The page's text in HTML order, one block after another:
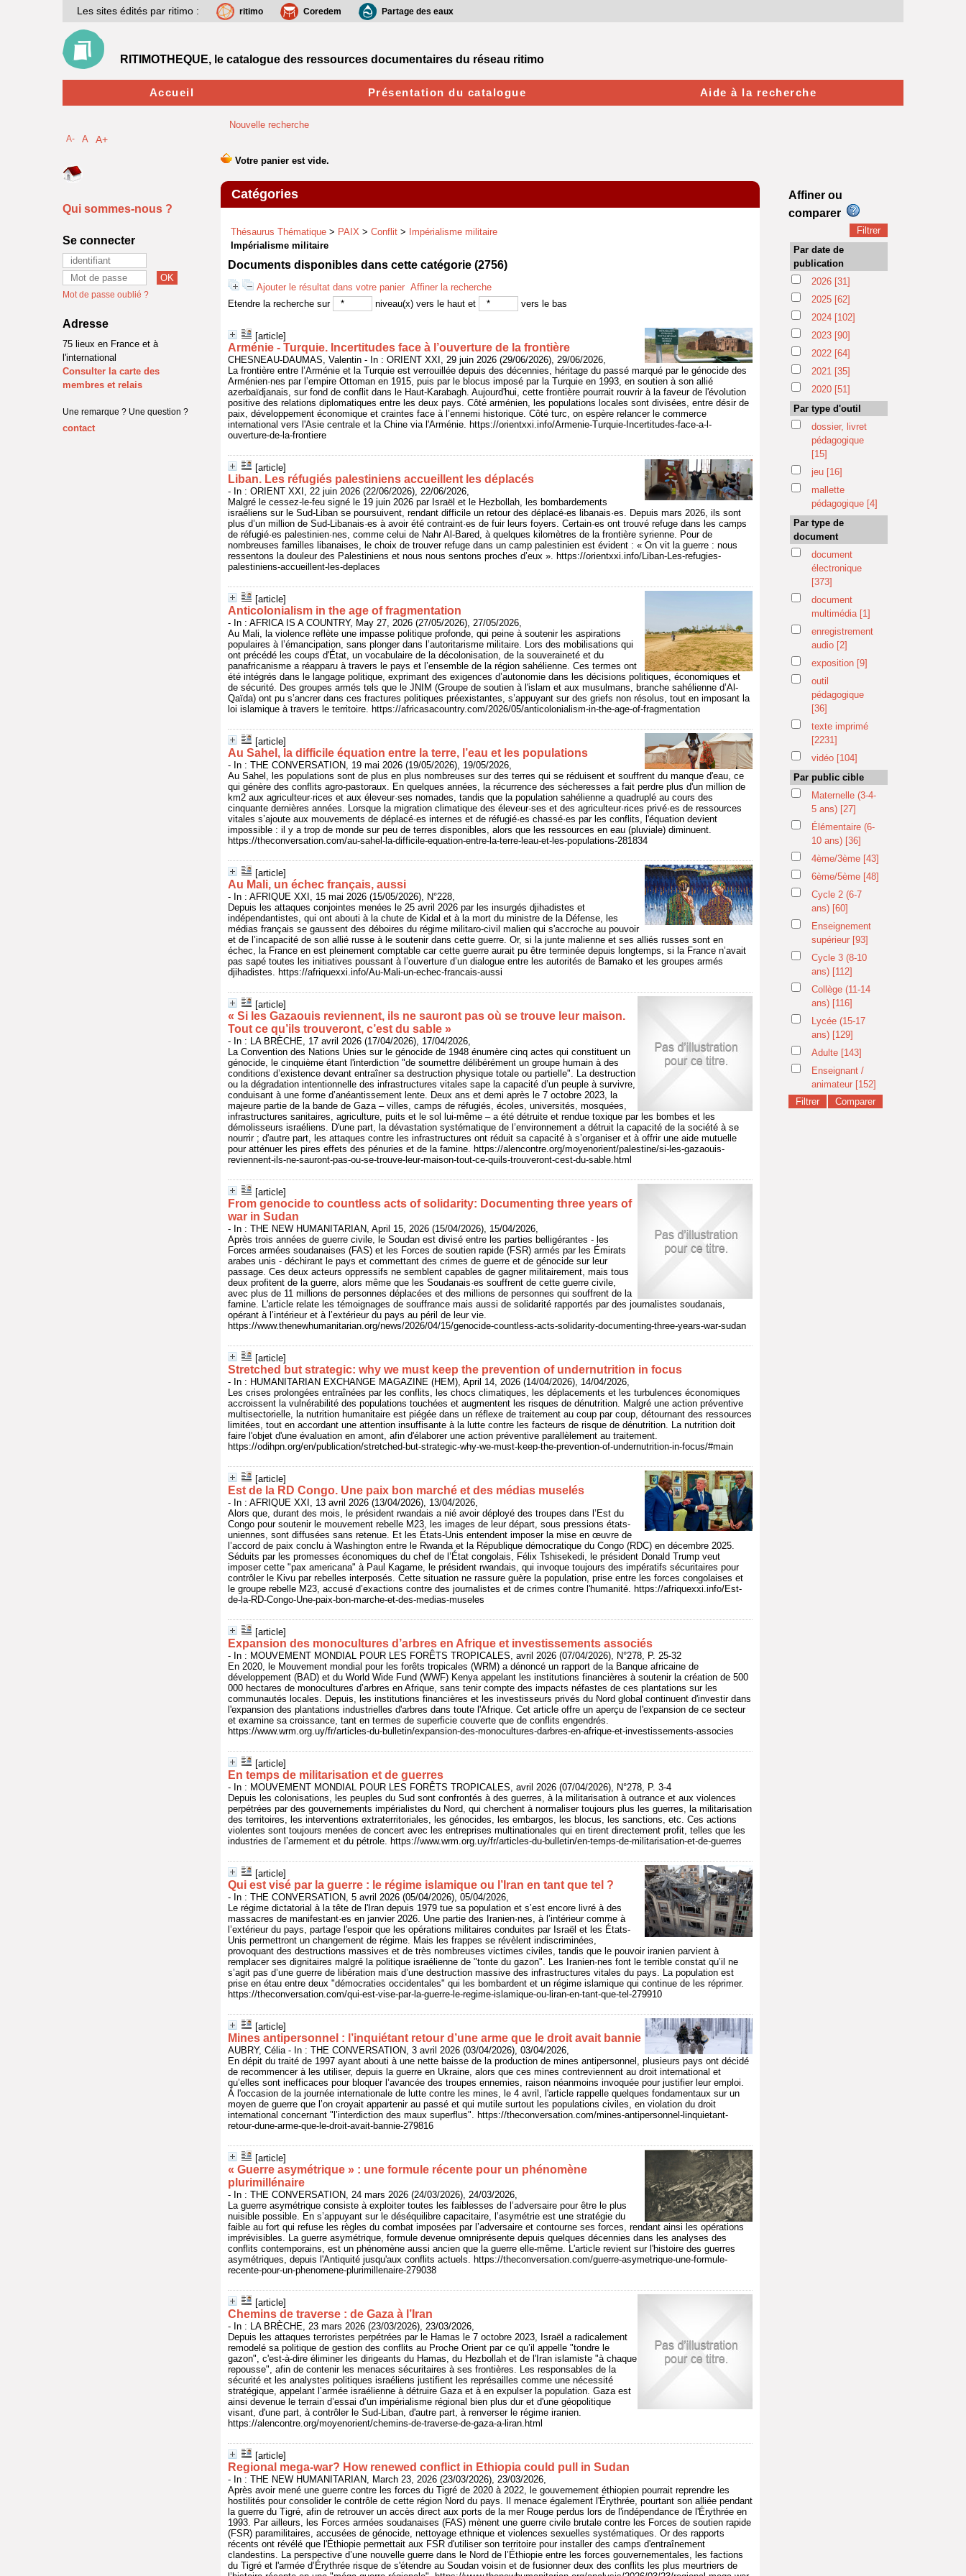
Nouvelle recherche
Catégories
Thésaurus Thématique > PAIX > Conflit >
Impérialisme militaire
Impérialisme militaire
Documents disponibles dans cette catégorie (2756)
Ajouter le résultat dans votre panier Affiner la recherche
Etendre la recherche sur
niveau(x) vers le haut et vers le bas
[article]
Arménie - Turquie. Incertitudes face à l’ouverture de la frontière
CHESNEAU-DAUMAS, Valentin - In : ORIENT XXI, 29 juin 2026 (29/06/2026), 29/06/2026,
La frontière entre l’Arménie et la Turquie est verrouillée depuis des décennies, héritage du passé marqué par le génocide des
Arménien·nes par l’empire Ottoman en 1915, puis par le blocus imposé par la Turquie en 1993, en soutien à son allié
azerbaïdjanais, sur fond de conflit dans le Haut-Karabagh. Aujourd'hui, cette frontière pourrait rouvrir à la faveur de l'évolution
positive des relations diplomatiques entre les deux pays. Côté arménien, les populations locales sont divisées, entre désir de
paix, développement économique et craintes face à l’ennemi historique. Côté turc, on espère relancer le commerce
international vers l'Asie centrale et la Chine via l'Arménie. https://orientxxi.info/Armenie-Turquie-Incertitudes-face-a-l-
ouverture-de-la-frontiere
[article]
Liban. Les réfugiés palestiniens accueillent les déplacés
- In : ORIENT XXI, 22 juin 2026 (22/06/2026), 22/06/2026,
Malgré le cessez-le-feu signé le 19 juin 2026 par Israël et le Hezbollah, les bombardements
israéliens sur le Sud-Liban se poursuivent, rendant difficile un retour des déplacé·es libanais·es. Depuis mars 2026, ils sont
plus d’un million de Sud-Libanais·es à avoir été contraint·es de fuir leurs foyers. Certain·es ont trouvé refuge dans les camps
de réfugié·es palestinien·nes, comme celui de Nahr Al-Bared, à quelques kilomètres de la frontière syrienne. Pour de
nombreuses familles libanaises, le choix de trouver refuge dans un camp palestinien est évident : « On vit la guerre : nous
ressentons la douleur des Palestiniens et nous nous sentons proches d’eux ». https://orientxxi.info/Liban-Les-refugies-
palestiniens-accueillent-les-deplaces
[article]
Anticolonialism in the age of fragmentation
- In : AFRICA IS A COUNTRY, May 27, 2026 (27/05/2026), 27/05/2026,
Au Mali, la violence reflète une impasse politique profonde, qui peine à soutenir les aspirations
populaires à l’émancipation, sans plonger dans l’autoritarisme militaire. Lors des mobilisations qui
ont précédé les coups d'État, un vocabulaire de la décolonisation, de la souveraineté et du
panafricanisme a réapparu à travers le pays et l’ensemble de la région sahélienne. Ces termes ont
été intégrés dans le langage politique, exprimant des exigences d’autonomie dans les décisions politiques, économiques et
de sécurité. Des groupes armés tels que le JNIM (Groupe de soutien à l'islam et aux musulmans, branche sahélienne d’Al-
Qaïda) ont pu s’ancrer dans ces fractures politiques préexistantes, s’appuyant sur des griefs non résolus, tout en imposant la
loi islamique à travers le territoire. https://africasacountry.com/2026/05/anticolonialism-in-the-age-of-fragmentation
[article]
Au Sahel, la difficile équation entre la terre, l’eau et les populations
- In : THE CONVERSATION, 19 mai 2026 (19/05/2026), 19/05/2026,
Au Sahel, les populations sont de plus en plus nombreuses sur des terres qui se réduisent et souffrent du manque d'eau, ce
qui génère des conflits agro-pastoraux. En quelques années, la récurrence des sécheresses a fait perdre plus d'un million de
km2 aux agriculteur·rices et aux éleveur·ses nomades, tandis que la population sahélienne a quadruplé au cours des
cinquante dernières années. Lorsque la migration climatique des éleveur·ses et des agriculteur·rices privé·es de ressources
vitales s’ajoute aux mouvements de déplacé·es internes et de réfugié·es chassé·es par les conflits, l'équation devient
impossible : il y a trop de monde sur peu de terres disponibles, alors que les ressources en eau (pluviale) diminuent.
https://theconversation.com/au-sahel-la-difficile-equation-entre-la-terre-leau-et-les-populations-281834
[article]
Au Mali, un échec français, aussi
- In : AFRIQUE XXI, 15 mai 2026 (15/05/2026), N°228,
Depuis les attaques conjointes menées le 25 avril 2026 par les insurgés djihadistes et
indépendantistes, qui ont abouti à la chute de Kidal et à la mort du ministre de la Défense, les
médias français se gaussent des déboires du régime militaro-civil malien qui s'accroche au pouvoir
et de l’incapacité de son allié russe à le soutenir dans cette guerre. Or, si la junte malienne et ses alliés russes sont en
échec, la France en est pleinement comptable car cette guerre aurait pu être terminée depuis longtemps, si la France n’avait
pas sapé toutes les initiatives poussant à l’ouverture d’un dialogue entre les autorités de Bamako et les groupes armés
djihadistes. https://afriquexxi.info/Au-Mali-un-echec-francais-aussi
[article]
« Si les Gazaouis reviennent, ils ne sauront pas où se trouve leur maison.
Tout ce qu’ils trouveront, c’est du sable »
- In : LA BRÈCHE, 17 avril 2026 (17/04/2026), 17/04/2026,
La Convention des Nations Unies sur le génocide de 1948 énumère cinq actes qui constituent un
génocide, le cinquième étant l'interdiction "de soumettre délibérément un groupe humain à des
conditions d’existence devant entraîner sa destruction physique totale ou partielle". La destruction
ou la dégradation intentionnelle des infrastructures vitales sape la capacité d’un peuple à survivre,
conduisant à une forme d’anéantissement lente. Deux ans et demi après le 7 octobre 2023, la
majeure partie de la bande de Gaza – villes, camps de réfugiés, écoles, universités, mosquées,
infrastructures sanitaires, agriculture, puits et le sol lui-même – a été détruite et rendue toxique par les bombes et les
démolisseurs israéliens. D'une part, la dévastation systématique de l’environnement a détruit la capacité de la société à se
nourrir ; d'autre part, les attaques contre les infrastructures ont réduit sa capacité à s’organiser et à offrir une aide mutuelle
pour atténuer les pires effets des pénuries et de la famine. https://alencontre.org/moyenorient/palestine/si-les-gazaouis-
reviennent-ils-ne-sauront-pas-ou-se-trouve-leur-maison-tout-ce-quils-trouveront-cest-du-sable.html
[article]
From genocide to countless acts of solidarity: Documenting three years of
war in Sudan
- In : THE NEW HUMANITARIAN, April 15, 2026 (15/04/2026), 15/04/2026,
Après trois années de guerre civile, le Soudan est divisé entre les parties belligérantes - les
Forces armées soudanaises (FAS) et les Forces de soutien rapide (FSR) armés par les Émirats
arabes unis - déchirant le pays et commettant des crimes de guerre et de génocide sur leur
passage. Ces deux acteurs oppressifs ne semblent capables de gagner militairement, mais tous
deux profitent de la guerre, alors même que les Soudanais·es souffrent de cette guerre civile,
avec plus de 11 millions de personnes déplacées et des millions de personnes qui souffrent de la
famine. L'article relate les témoignages de souffrance mais aussi de solidarité rapportés par des journalistes soudanais,
opérant à l’intérieur et à l’extérieur du pays au péril de leur vie.
https://www.thenewhumanitarian.org/news/2026/04/15/genocide-countless-acts-solidarity-documenting-three-years-war-sudan
[article]
Stretched but strategic: why we must keep the prevention of undernutrition in focus
- In : HUMANITARIAN EXCHANGE MAGAZINE (HEM), April 14, 2026 (14/04/2026), 14/04/2026,
Les crises prolongées entraînées par les conflits, les chocs climatiques, les déplacements et les turbulences économiques
accroissent la vulnérabilité des populations touchées et augmentent les risques de dénutrition. Malgré une action préventive
multisectorielle, la nutrition humanitaire est piégée dans un réflexe de traitement au coup par coup, détournant des ressources
limitées, tout en accordant une attention insuffisante à la lutte contre les facteurs de risque de dénutrition. La nutrition doit
faire l'objet d'une évaluation en amont, afin d'élaborer une action préventive parallèlement au traitement.
https://odihpn.org/en/publication/stretched-but-strategic-why-we-must-keep-the-prevention-of-undernutrition-in-focus/#main
[article]
Est de la RD Congo. Une paix bon marché et des médias muselés
- In : AFRIQUE XXI, 13 avril 2026 (13/04/2026), 13/04/2026,
Alors que, durant des mois, le président rwandais a nié avoir déployé des troupes dans l’Est du
Congo pour soutenir le mouvement rebelle M23, les images de leur départ, sous pressions états-
uniennes, sont diffusées sans retenue. Et les États-Unis entendent imposer la mise en œuvre de
l’accord de paix conclu à Washington entre le Rwanda et la République démocratique du Congo (RDC) en décembre 2025.
Séduits par les promesses économiques du chef de l’État congolais, Félix Tshisekedi, le président Donald Trump veut
imposer cette "pax americana" à Paul Kagame, le président rwandais, qui invoque toujours des impératifs sécuritaires pour
contrôler le Kivu par rebelles interposés. Cette situation ne rassure guère la population, prise entre les forces congolaises et
le groupe rebelle M23, accusé d’exactions contre des journalistes et de crimes contre l'humanité. https://afriquexxi.info/Est-
de-la-RD-Congo-Une-paix-bon-marche-et-des-medias-museles
[article]
Expansion des monocultures d’arbres en Afrique et investissements associés
- In : MOUVEMENT MONDIAL POUR LES FORÊTS TROPICALES, avril 2026 (07/04/2026), N°278, P. 25-32
En 2020, le Mouvement mondial pour les forêts tropicales (WRM) a dénoncé un rapport de la Banque africaine de
développement (BAD) et du World Wide Fund (WWF) Kenya appelant les institutions financières à soutenir la création de 500
000 hectares de monocultures d’arbres en Afrique, sans tenir compte des impacts néfastes de ces plantations sur les
communautés locales. Depuis, les institutions financières et les investisseurs privés du Nord global continuent d'investir dans
l'expansion des plantations industrielles d'arbres dans toute l'Afrique. Cet article offre un aperçu de l'expansion de ce secteur
et examine sa croissance, tant en termes de superficie couverte que de conflits engendrés.
https://www.wrm.org.uy/fr/articles-du-bulletin/expansion-des-monocultures-darbres-en-afrique-et-investissements-associes
[article]
En temps de militarisation et de guerres
- In : MOUVEMENT MONDIAL POUR LES FORÊTS TROPICALES, avril 2026 (07/04/2026), N°278, P. 3-4
Depuis les colonisations, les peuples du Sud sont confrontés à des guerres, à la militarisation à outrance et aux violences
perpétrées par des gouvernements impérialistes du Nord, qui cherchent à normaliser toujours plus les guerres, la militarisation
des territoires, les interventions extraterritoriales, les génocides, les embargos, les blocus, les sanctions, etc. Ces actions
violentes sont toujours menées de concert avec les entreprises multinationales qui en tirent directement profit, telles que les
industries de l’armement et du pétrole. https://www.wrm.org.uy/fr/articles-du-bulletin/en-temps-de-militarisation-et-de-guerres
[article]
Qui est visé par la guerre : le régime islamique ou l’Iran en tant que tel ?
- In : THE CONVERSATION, 5 avril 2026 (05/04/2026), 05/04/2026,
Le régime dictatorial à la tête de l'Iran depuis 1979 tue sa population et s’est encore livré à des
massacres de manifestant·es en janvier 2026. Une partie des Iranien·nes, à l’intérieur comme à
l’extérieur du pays, partage l'espoir que les opérations militaires conduites par Israël et les États-
Unis permettront un changement de régime. Mais les frappes se révèlent indiscriminées,
provoquant des destructions massives et de très nombreuses victimes civiles, tandis que le pouvoir iranien parvient à
remplacer ses dignitaires malgré la politique israélienne de "tonte du gazon". Les Iranien·nes font le terrible constat qu’il ne
s’agit pas d’une guerre de libération mais d’une destruction massive des infrastructures vitales du pays. La population est
prise en étau entre deux "démocraties occidentales" qui les bombardent et un régime islamique qui continue de les réprimer.
https://theconversation.com/qui-est-vise-par-la-guerre-le-regime-islamique-ou-liran-en-tant-que-tel-279910
[article]
Mines antipersonnel : l’inquiétant retour d’une arme que le droit avait bannie
AUBRY, Célia - In : THE CONVERSATION, 3 avril 2026 (03/04/2026), 03/04/2026,
En dépit du traité de 1997 ayant abouti à une nette baisse de la production de mines antipersonnel, plusieurs pays ont décidé
de recommencer à les utiliser, depuis la guerre en Ukraine, alors que ces mines contreviennent au droit international et
qu’elles sont inefficaces pour bloquer l’avancée des troupes ennemies, raison néanmoins invoquée pour justifier leur emploi.
À l'occasion de la journée internationale de lutte contre les mines, le 4 avril, l'article rappelle quelques fondamentaux sur un
moyen de guerre que l’on croyait appartenir au passé et qui mutile surtout les populations civiles, en violation du droit
international concernant "l’interdiction des maux superflus". https://theconversation.com/mines-antipersonnel-linquietant-
retour-dune-arme-que-le-droit-avait-bannie-279816
[article]
« Guerre asymétrique » : une formule récente pour un phénomène
plurimillénaire
- In : THE CONVERSATION, 24 mars 2026 (24/03/2026), 24/03/2026,
La guerre asymétrique consiste à exploiter toutes les faiblesses de l’adversaire pour être le plus
nuisible possible. En s’appuyant sur le déséquilibre capacitaire, l’asymétrie est une stratégie du
faible au fort qui refuse les règles du combat imposées par l’adversaire et contourne ses forces, rendant ainsi les opérations
imprévisibles. La guerre asymétrique, formule devenue omniprésente depuis quelques décennies dans les analyses des
conflits contemporains, est un phénomène aussi ancien que la guerre elle-même. L'article revient sur l'histoire des guerres
asymétriques, depuis l'Antiquité jusqu'aux conflits actuels. https://theconversation.com/guerre-asymetrique-une-formule-
recente-pour-un-phenomene-plurimillenaire-279038
[article]
Chemins de traverse : de Gaza à l’Iran
- In : LA BRÈCHE, 23 mars 2026 (23/03/2026), 23/03/2026,
Depuis les attaques terroristes perpétrées par le Hamas le 7 octobre 2023, Israël a radicalement
remodelé sa politique de gestion des conflits au Proche Orient par ce qu’il appelle "tondre le
gazon", c'est-à-dire éliminer les dirigeants du Hamas, du Hezbollah et de l'Iran islamiste "à chaque
repousse", afin de contenir les menaces sécuritaires à ses frontières. Les responsables de la
sécurité et les analystes politiques israéliens justifient les représailles comme une nécessité
stratégique, appelant l’armée israélienne à détruire Gaza et à en expulser la population. Gaza est
ainsi devenue le terrain d’essai d’un impérialisme régional bien plus dur et d'une géopolitique
visant, d'une part, à contrôler le Sud-Liban, d'autre part, à renverser le régime iranien.
https://alencontre.org/moyenorient/chemins-de-traverse-de-gaza-a-liran.html
[article]
Regional mega-war? How renewed conflict in Ethiopia could pull in Sudan
- In : THE NEW HUMANITARIAN, March 23, 2026 (23/03/2026), 23/03/2026,
Après avoir mené une guerre contre les forces du Tigré de 2020 à 2022, le gouvernement éthiopien pourrait reprendre les
hostilités pour consolider le contrôle de cette région Nord du pays. Il menace également l'Érythrée, pourtant son alliée pendant
la guerre du Tigré, afin de retrouver un accès direct aux ports de la mer Rouge perdus lors de l'indépendance de l'Érythrée en
1993. Par ailleurs, les Forces armées soudanaises (FAS) mènent une guerre civile brutale contre les Forces de soutien rapide
(FSR) paramilitaires, accusées de génocide, nettoyage ethnique et violences sexuelles systématiques. Or des rapports
récents ont révélé que l'Éthiopie permettait aux FSR d'utiliser son territoire pour installer des camps d'entraînement
clandestins. La perspective d’une nouvelle guerre dans le Nord de l’Éthiopie entre les forces gouvernementales, les factions
du Tigré et l'armée d’Érythrée risque de s'étendre au Soudan voisin et de fusionner deux des conflits les plus meurtriers de
Les sites édités par ritimo : ritimo Coredem Partage des eaux
RITIMOTHEQUE, le catalogue des ressources documentaires du réseau ritimo
Accueil Présentation du catalogue Aide à la recherche
A- A A+
Qui sommes-nous ?
Se connecter
Mot de passe oublié ?
Adresse
75 lieux en France et à
l'international
Consulter la carte des
membres et relais
Une remarque ? Une question ?
contact
Affiner ou
comparer
Par date de
publication
2026 [31]
2025 [62]
2024 [102]
2023 [90]
2022 [64]
2021 [35]
2020 [51]
Par type d'outil
dossier, livret
pédagogique
[15]
jeu [16]
mallette
pédagogique [4]
Par type de
document
document
électronique
[373]
document
multimédia [1]
enregistrement
audio [2]
exposition [9]
outil
pédagogique
[36]
texte imprimé
[2231]
vidéo [104]
Par public cible
Maternelle (3-4-
5 ans) [27]
Élémentaire (6-
10 ans) [36]
4ème/3ème [43]
6ème/5ème [48]
Cycle 2 (6-7
ans) [60]
Enseignement
supérieur [93]
Cycle 3 (8-10
ans) [112]
Collège (11-14
ans) [116]
Lycée (15-17
ans) [129]
Adulte [143]
Enseignant /
animateur [152]